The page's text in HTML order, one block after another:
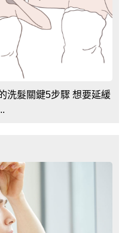
洗髮關鍵5步驟 想要延緩